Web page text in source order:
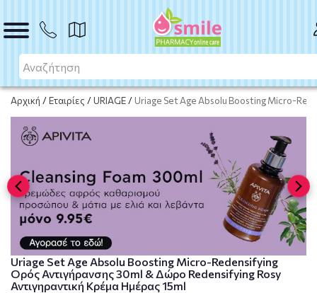
Αρχική /Εταιρίες /URIAGE / Uriage Set Age Absolu Boosting Micro-
ΑΓΟΡΑ
Uriage Set Age Absolu Boosting Micro-Redensifying
Ορός Αντιγήρανσης 30ml & Δώρο Redensifying Rosy
Αντιγηραντική Κρέμα Ημέρας 15ml